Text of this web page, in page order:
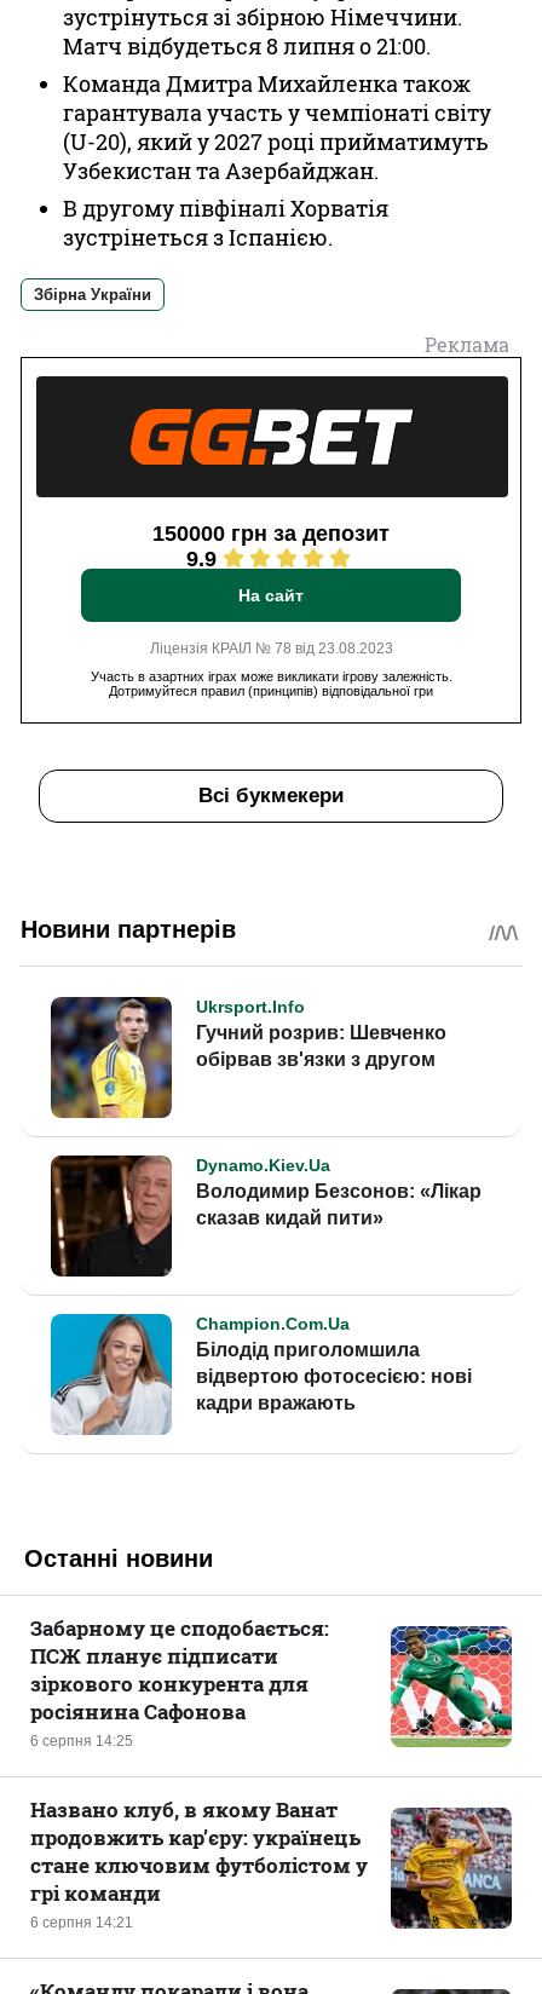
зустрінуться зі збірною Німеччини.
Матч відбудеться 8 липня о 21:00.
Команда Дмитра Михайленка також
гарантувала участь у чемпіонаті світу
(U-20), який у 2027 році прийматимуть
Узбекистан та Азербайджан.
В другому півфіналі Хорватія
зустрінеться з Іспанією.
Збірна України
Реклама
150000 грн за депозит
9.9
На сайт
Ліцензія КРАІЛ № 78 від 23.08.2023
Участь в азартних іграх може викликати ігрову залежність.
Дотримуйтеся правил (принципів) відповідальної гри
Всі букмекери
Останні новини
6 серпня 14:25
Забарному це сподобається:
ПСЖ планує підписати
зіркового конкурента для
росіянина Сафонова
6 серпня 14:21
Названо клуб, в якому Ванат
продовжить кар’єру: українець
стане ключовим футболістом у
грі команди